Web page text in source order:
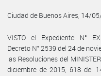
Ciudad de Buenos Aires, 14/
VISTO el Expediente N°
Decreto N° 2539 del 24 de
las Resoluciones del
diciembre de 2015, 618 del